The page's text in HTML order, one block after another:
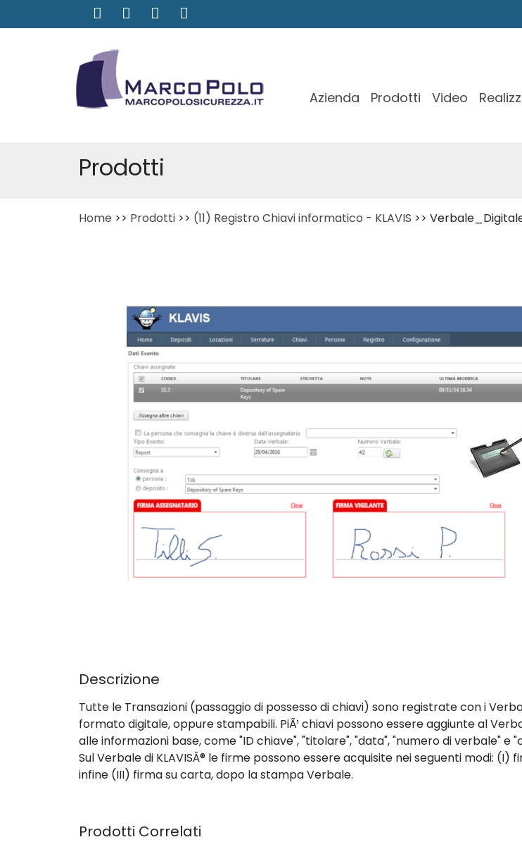
Azienda Prodotti Video
Prodotti
Home >> Prodotti >> (11) Registro Chiavi informatico - KLAVIS >>
Descrizione
Tutte le Transazioni (passaggio di possesso di chiavi) sono registrate con i
formato digitale, oppure stampabili. PiÃ¹ chiavi possono essere aggiunte al
alle informazioni base, come "ID chiave", "titolare", "data", "numero di verbale"
Sul Verbale di KLAVISÂ® le firme possono essere acquisite nei seguenti modi:
infine (III) firma su carta, dopo la stampa Verbale.
Prodotti Correlati